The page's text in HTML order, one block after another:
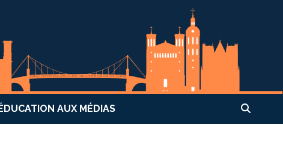
AUX MÉDIAS